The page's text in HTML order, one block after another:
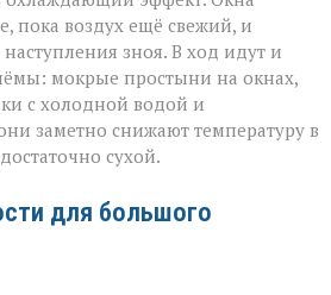
пока воздух ещё свежий, и
зноя. В ход идут и
мокрые простыни на окнах,
с холодной водой и
заметно снижают температуру в
сухой.
для большого